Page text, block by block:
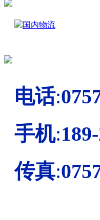
国内物流
电话:
手机:
传真: